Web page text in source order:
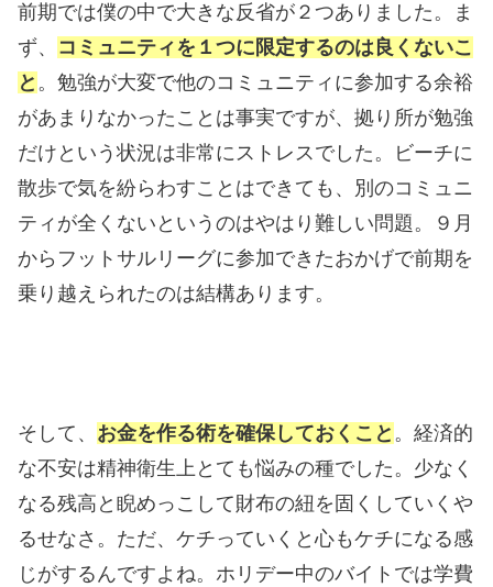
前期では僕の中で大きな反省が２つありました。ま
ず、 コミュニティを１つに限定するのは良くないこ
と 。勉強が大変で他のコミュニティに参加する余裕
があまりなかったことは事実ですが、拠り所が勉強
だけという状況は非常にストレスでした。ビーチに
散歩で気を紛らわすことはできても、別のコミュニ
ティが全くないというのはやはり難しい問題。９月
からフットサルリーグに参加できたおかげで前期を
乗り越えられたのは結構あります。
そして、 お金を作る術を確保しておくこと 。経済的
な不安は精神衛生上とても悩みの種でした。少なく
なる残高と睨めっこして財布の紐を固くしていくや
るせなさ。ただ、ケチっていくと心もケチになる感
じがするんですよね。ホリデー中のバイトでは学費